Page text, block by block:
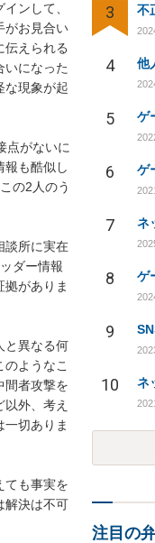
ンして、
がお見合い
伝えられる
いになった
な現象が起
点がないに
報も酷似し
の2人のう
談所に実在
ダー情報
がありま
と異なる何
ようなこ
間者攻撃を
外、考え
切ありま
ても事実を
解決は不可
3
4
5 ゲ
6
7
8
9
10 ネ
注目の